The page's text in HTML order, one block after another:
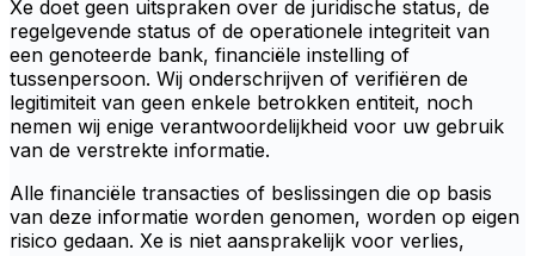
Xe doet geen uitspraken over de juridische status, de
regelgevende status of de operationele integriteit van
een genoteerde bank, financiële instelling of
tussenpersoon. Wij onderschrijven of verifiëren de
legitimiteit van geen enkele betrokken entiteit, noch
nemen wij enige verantwoordelijkheid voor uw gebruik
van de verstrekte informatie.
Alle financiële transacties of beslissingen die op basis
van deze informatie worden genomen, worden op eigen
risico gedaan. Xe is niet aansprakelijk voor verlies,